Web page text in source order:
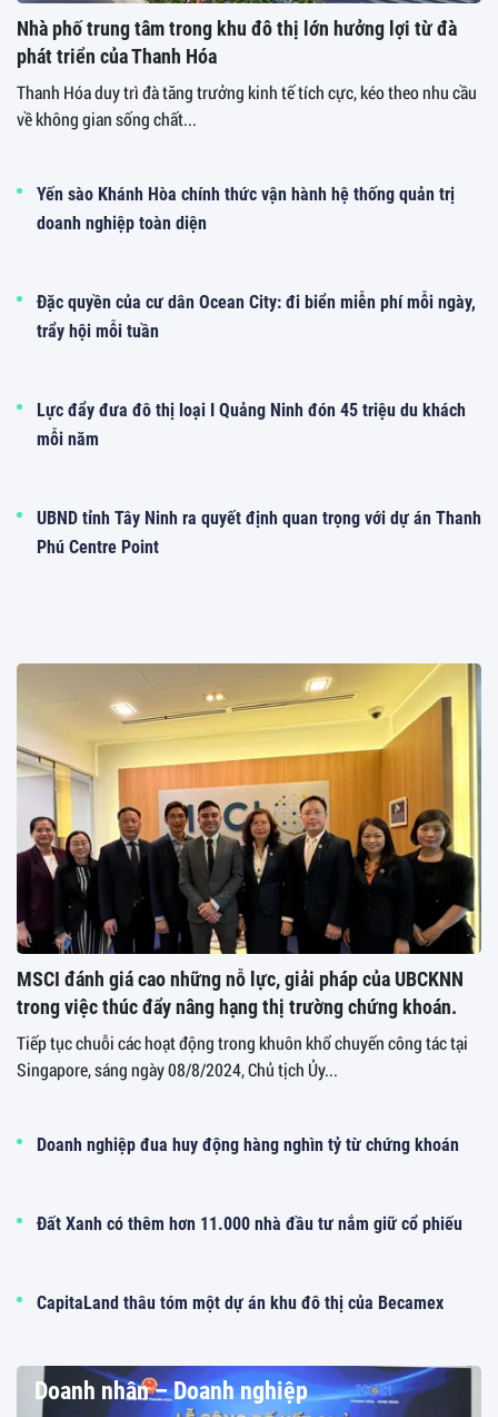
Nhà phố trung tâm trong khu đô thị lớn hưởng lợi từ đà
phát triển của Thanh Hóa
Thanh Hóa duy trì đà tăng trưởng kinh tế tích cực, kéo theo nhu cầu
về không gian sống chất...
Yến sào Khánh Hòa chính thức vận hành hệ thống quản trị
doanh nghiệp toàn diện
Đặc quyền của cư dân Ocean City: đi biển miễn phí mỗi ngày,
trẩy hội mỗi tuần
Lực đẩy đưa đô thị loại I Quảng Ninh đón 45 triệu du khách
mỗi năm
UBND tỉnh Tây Ninh ra quyết định quan trọng với dự án Thanh
Phú Centre Point
MSCI đánh giá cao những nỗ lực, giải pháp của UBCKNN
trong việc thúc đẩy nâng hạng thị trường chứng khoán.
Tiếp tục chuỗi các hoạt động trong khuôn khổ chuyến công tác tại
Singapore, sáng ngày 08/8/2024, Chủ tịch Ủy...
Doanh nghiệp đua huy động hàng nghìn tỷ từ chứng khoán
Đất Xanh có thêm hơn 11.000 nhà đầu tư nắm giữ cổ phiếu
CapitaLand thâu tóm một dự án khu đô thị của Becamex
Doanh nhân – Doanh nghiệp